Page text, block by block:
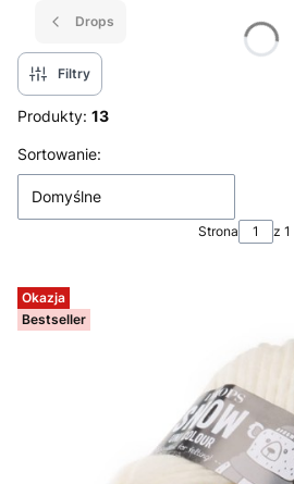
Drops
Filtry
Produkty: 13
Lista produktów
Sortowanie:
Domyślne
Strona z 1
Okazja
Bestseller